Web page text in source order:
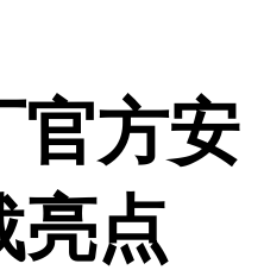
官方安
亮点